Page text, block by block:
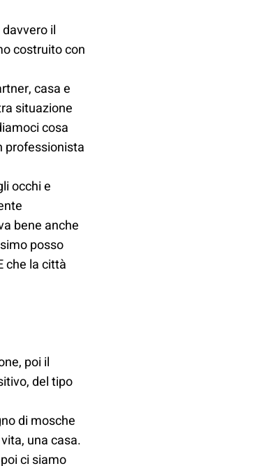
il
costruito con
casa e
situazione
cosa
professionista
occhi e
bene anche
posso
che la città
poi il
del tipo
di mosche
una casa.
ci siamo